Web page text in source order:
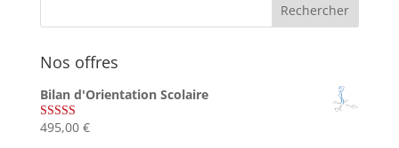
Nos offres
Bilan d'Orientation Scolaire
Note4.75
495,00 €